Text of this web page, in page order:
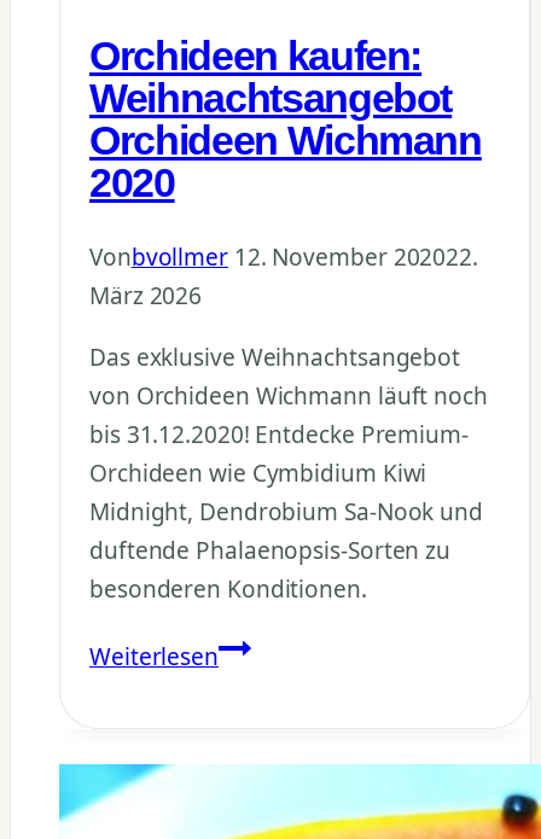
Orchideen kaufen:
Weihnachtsangebot
Orchideen Wichmann
2020
Vonbvollmer 12. November 202022.
März 2026
Das exklusive Weihnachtsangebot
von Orchideen Wichmann läuft noch
bis 31.12.2020! Entdecke Premium-
Orchideen wie Cymbidium Kiwi
Midnight, Dendrobium Sa-Nook und
duftende Phalaenopsis-Sorten zu
besonderen Konditionen.
WeiterlesenOrchideen
Weihnachtsangebot
Orchideen